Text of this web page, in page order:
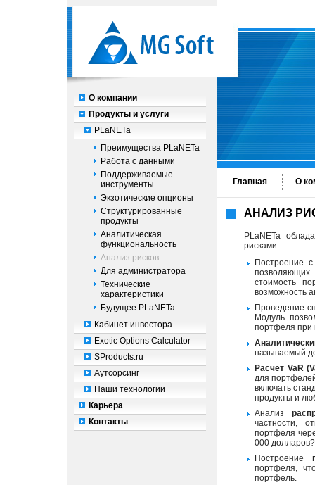
О компании
Продукты и услуги
PLaNETa
Преимущества PLaNETa
Работа с данными
Поддерживаемые
инструменты
Экзотические опционы
Структурированные
продукты
Аналитическая
функциональность
Анализ рисков
Для администратора
Технические
характеристики
Будущее PLaNETa
Кабинет инвестора
Exotic Options Calculator
SProducts.ru
Аутсорсинг
Наши технологии
Карьера
Контакты
Главная О
АНАЛИЗ
PLaNETa
рисками.
Построение
позволяющих
стоимость
возможность
Проведение
Модуль
портфеля при
называемый
Расчет VaR
для
включать
продукты и
Анализ
частности,
портфеля
000
Построение
портфеля,
портфель.